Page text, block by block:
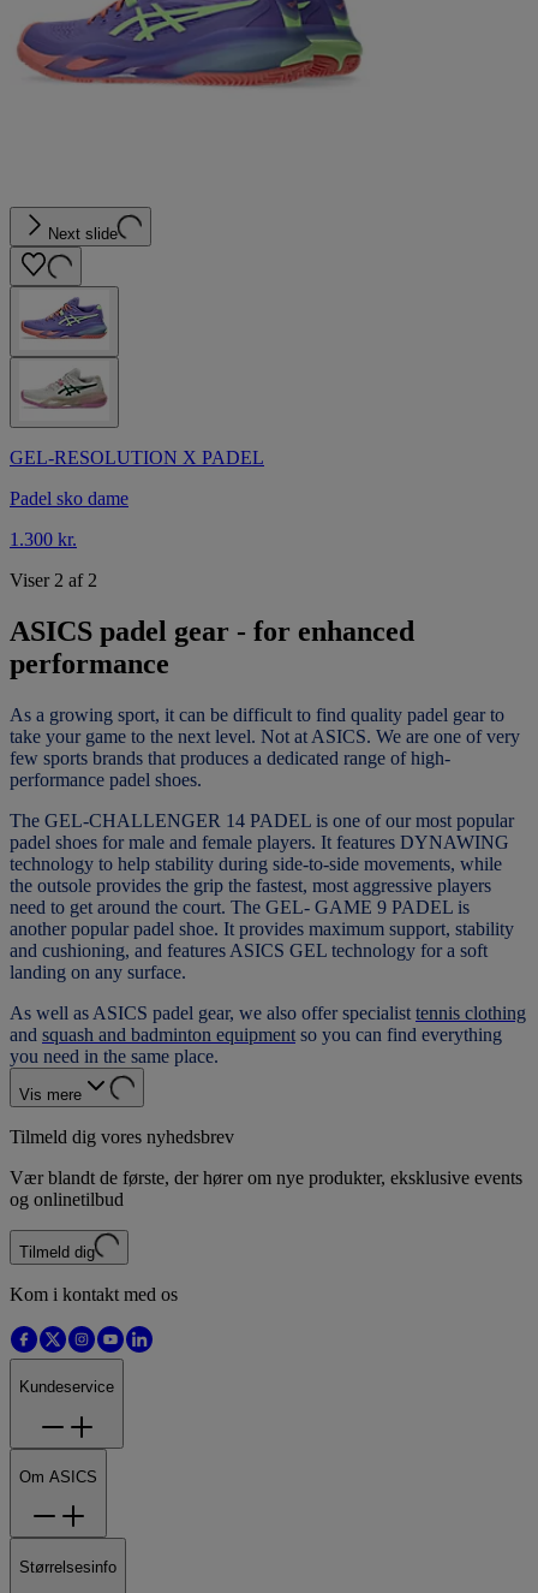
Next slide
GEL-RESOLUTION X PADEL
Padel sko dame
1.300 kr.
Viser 2 af 2
ASICS padel gear - for enhanced
performance
As a growing sport, it can be difficult to find quality padel gear to
take your game to the next level. Not at ASICS. We are one of very
few sports brands that produces a dedicated range of high-
performance padel shoes.
The GEL-CHALLENGER 14 PADEL is one of our most popular
padel shoes for male and female players. It features DYNAWING
technology to help stability during side-to-side movements, while
the outsole provides the grip the fastest, most aggressive players
need to get around the court. The GEL- GAME 9 PADEL is
another popular padel shoe. It provides maximum support, stability
and cushioning, and features ASICS GEL technology for a soft
landing on any surface.
As well as ASICS padel gear, we also offer specialist tennis clothing
and squash and badminton equipment so you can find everything
you need in the same place.
Vis mere
Tilmeld dig vores nyhedsbrev
Vær blandt de første, der hører om nye produkter, eksklusive events
og onlinetilbud
Tilmeld dig
Kom i kontakt med os
Kundeservice
Om ASICS
Størrelsesinfo